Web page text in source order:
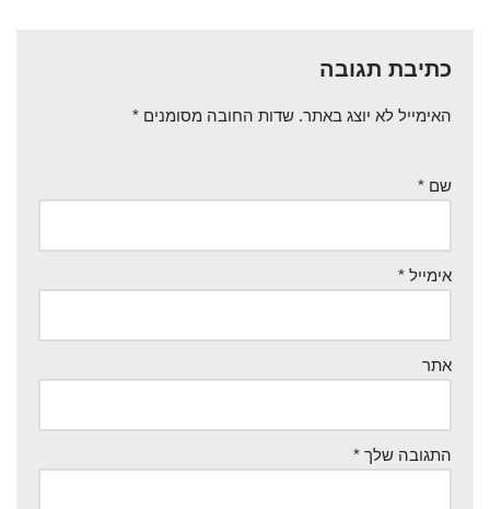
כתיבת תגובה
האימייל לא יוצג באתר. שדות החובה מסומנים *
שם *
אימייל *
אתר
התגובה שלך *